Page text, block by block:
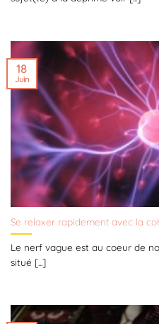
Se relaxer rapidement avec la
Le nerf vague est au coeur de
situé [...]
18
Juin